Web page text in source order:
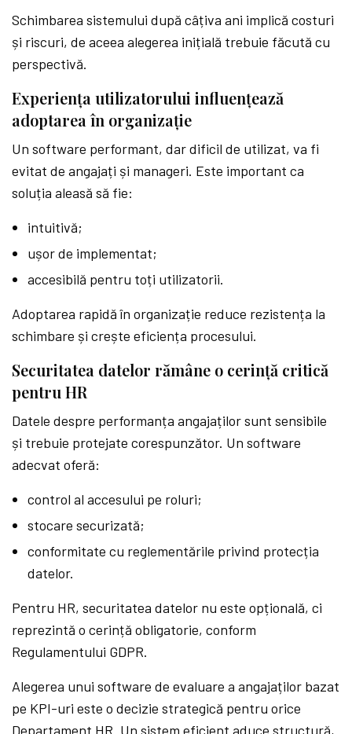
Schimbarea sistemului după câțiva ani implică costuri
și riscuri, de aceea alegerea inițială trebuie făcută cu
perspectivă.
Experiența utilizatorului influențează
adoptarea în organizație
Un software performant, dar dificil de utilizat, va fi
evitat de angajați și manageri. Este important ca
soluția aleasă să fie:
intuitivă;
ușor de implementat;
accesibilă pentru toți utilizatorii.
Adoptarea rapidă în organizație reduce rezistența la
schimbare și crește eficiența procesului.
Securitatea datelor rămâne o cerință critică
pentru HR
Datele despre performanța angajaților sunt sensibile
și trebuie protejate corespunzător. Un software
adecvat oferă:
control al accesului pe roluri;
stocare securizată;
conformitate cu reglementările privind protecția
datelor.
Pentru HR, securitatea datelor nu este opțională, ci
reprezintă o cerință obligatorie, conform
Regulamentului GDPR.
Alegerea unui software de evaluare a angajaților bazat
pe KPI-uri este o decizie strategică pentru orice
Departament HR. Un sistem eficient aduce structură,